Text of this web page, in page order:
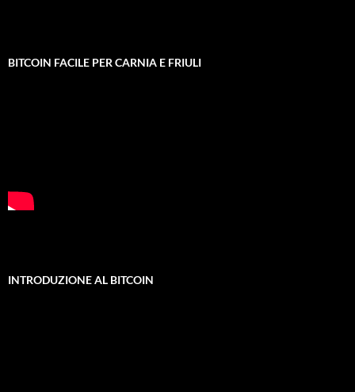
BITCOIN FACILE PER CARNIA E FRIULI
INTRODUZIONE AL BITCOIN